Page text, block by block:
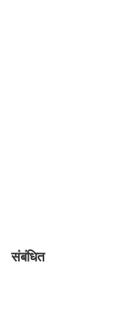
संबंधित